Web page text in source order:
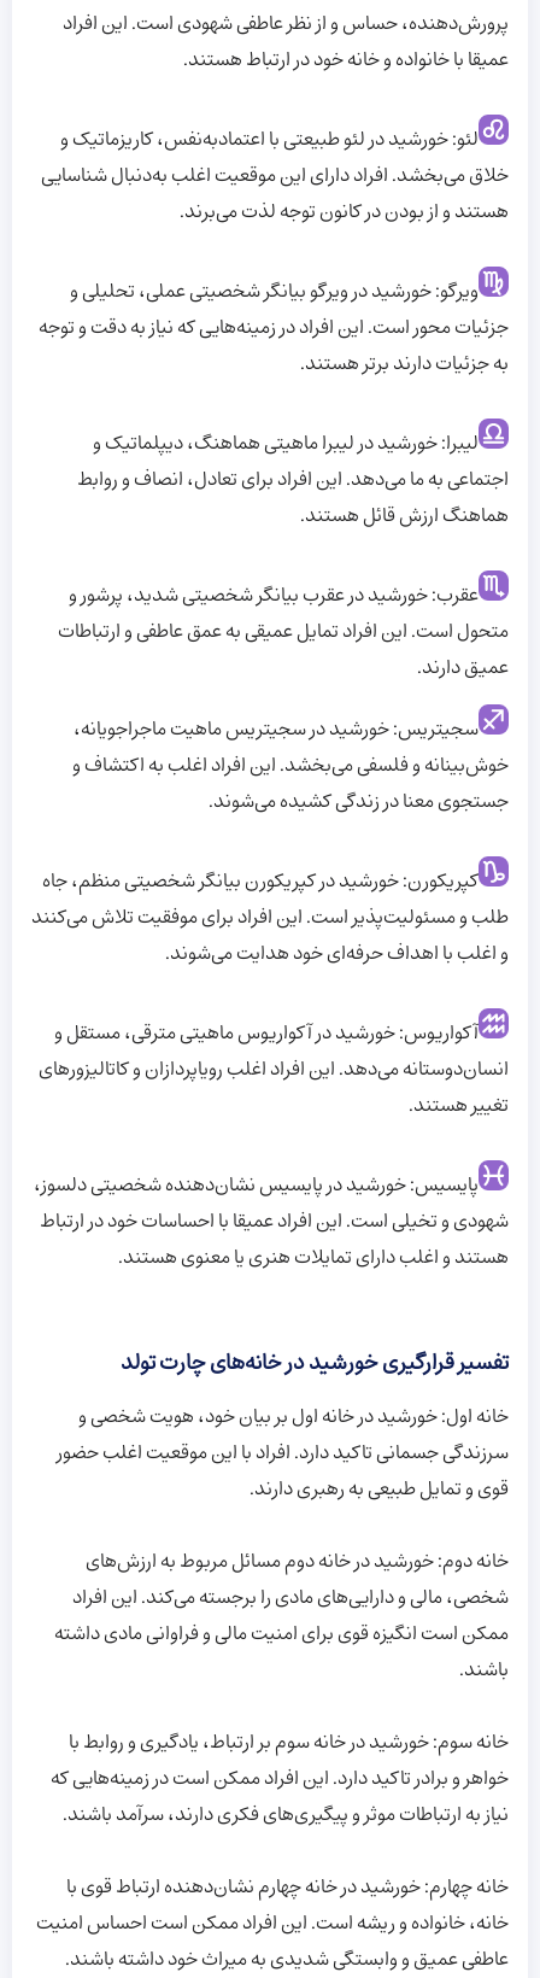
پرورش‌دهنده، حساس و از نظر عاطفی شهودی است. این افراد
عمیقا با خانواده و خانه خود در ارتباط هستند.
لئو: خورشید در لئو طبیعتی با اعتماد‌به‌نفس، کاریزماتیک و
خلاق می‌بخشد. افراد دارای این موقعیت اغلب به‌دنبال شناسایی
هستند و از بودن در کانون توجه لذت می‌برند.
ویرگو: خورشید در ویرگو بیانگر شخصیتی عملی، تحلیلی و
جزئیات محور است. این افراد در زمینه‌هایی که نیاز به دقت و توجه
به جزئیات دارند برتر هستند.
لیبرا: خورشید در لیبرا ماهیتی هماهنگ، دیپلماتیک و
اجتماعی به ما می‌دهد. این افراد برای تعادل، انصاف و روابط
هماهنگ ارزش قائل هستند.
عقرب: خورشید در عقرب بیانگر شخصیتی شدید، پرشور و
متحول است. این افراد تمایل عمیقی به عمق عاطفی و ارتباطات
عمیق دارند.‌
سجیتریس: خورشید در سجیتریس ماهیت ماجراجویانه،
خوش‌بینانه و فلسفی می‌بخشد. این افراد اغلب به اکتشاف و
جستجوی معنا در زندگی کشیده می‌شوند.
کپریکورن: خورشید در کپریکورن بیانگر شخصیتی منظم، جاه
طلب و مسئولیت‌پذیر است. این افراد برای موفقیت تلاش می‌کنند
و اغلب با اهداف حرفه‌ای خود هدایت می‌شوند.
آکواریوس: خورشید در آکواریوس ماهیتی مترقی، مستقل و
انسان‌دوستانه می‌دهد. این افراد اغلب رویاپردازان و کاتالیزور‌های
تغییر هستند.
پایسیس: خورشید در پایسیس نشان‌دهنده شخصیتی دلسوز،
شهودی و تخیلی است. این افراد عمیقا با احساسات خود در ارتباط
هستند و اغلب دارای تمایلات هنری یا معنوی هستند.
تفسیر قرارگیری خورشید در خانه‌های چارت تولد
خانه اول: خورشید در خانه اول بر بیان خود، هویت شخصی و
سرزندگی جسمانی تاکید دارد. افراد با این موقعیت اغلب حضور
قوی و تمایل طبیعی به رهبری دارند.
خانه دوم: خورشید در خانه دوم مسائل مربوط به ارزش‌های
شخصی، مالی و دارایی‌های مادی را برجسته می‌کند. این افراد
ممکن است انگیزه قوی برای امنیت مالی و فراوانی مادی داشته
باشند.
خانه سوم: خورشید در خانه سوم بر ارتباط، یادگیری و روابط با
خواهر و برادر تاکید دارد. این افراد ممکن است در زمینه‌هایی که
نیاز به ارتباطات موثر و پیگیری‌های فکری دارند، سرآمد باشند.
خانه چهارم: خورشید در خانه چهارم نشان‌دهنده ارتباط قوی با
خانه، خانواده و ریشه است. این افراد ممکن است احساس امنیت
عاطفی عمیق و وابستگی شدیدی به میراث خود داشته باشند.